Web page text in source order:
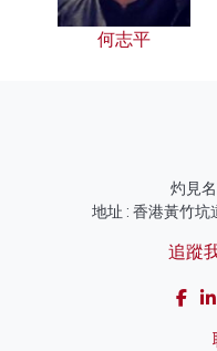
何志平
灼見
地址 : 香港黃竹
追蹤